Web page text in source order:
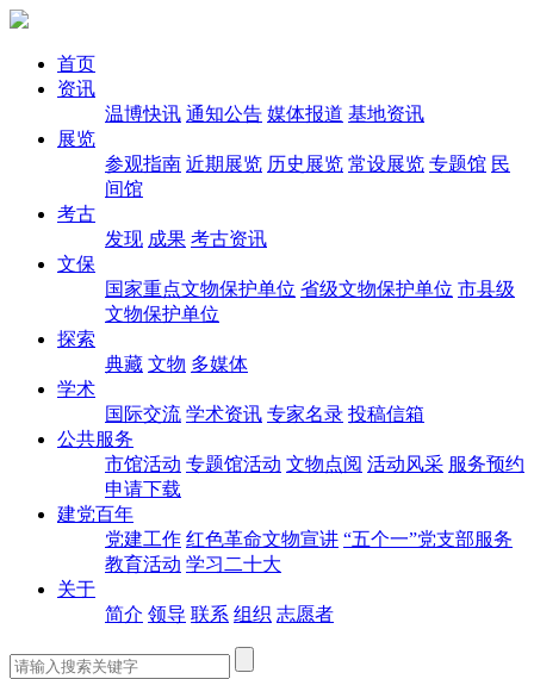
首页
资讯
温博快讯 通知公告 媒体报道 基地资讯
展览
参观指南 近期展览 历史展览 常设展览 专题馆 民
间馆
考古
发现 成果 考古资讯
文保
国家重点文物保护单位 省级文物保护单位 市县级
文物保护单位
探索
典藏 文物 多媒体
学术
国际交流 学术资讯 专家名录 投稿信箱
公共服务
市馆活动 专题馆活动 文物点阅 活动风采 服务预约
申请下载
建党百年
党建工作 红色革命文物宣讲 “五个一”党支部服务
教育活动 学习二十大
关于
简介 领导 联系 组织 志愿者